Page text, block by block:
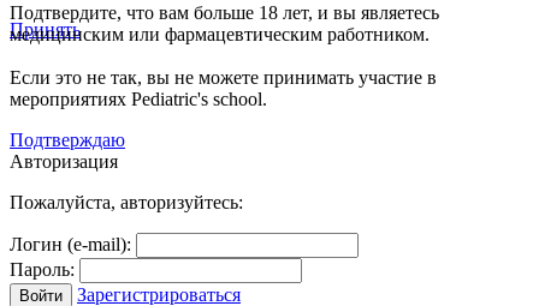
Принять
Подтвердите, что вам больше 18 лет, и вы являетесь
медицинским или фармацевтическим работником.
Если это не так, вы не можете принимать участие в
мероприятиях Pediatric's school.
Подтверждаю
Авторизация
Пожалуйста, авторизуйтесь:
Логин (e-mail):
Пароль:
Зарегистрироваться